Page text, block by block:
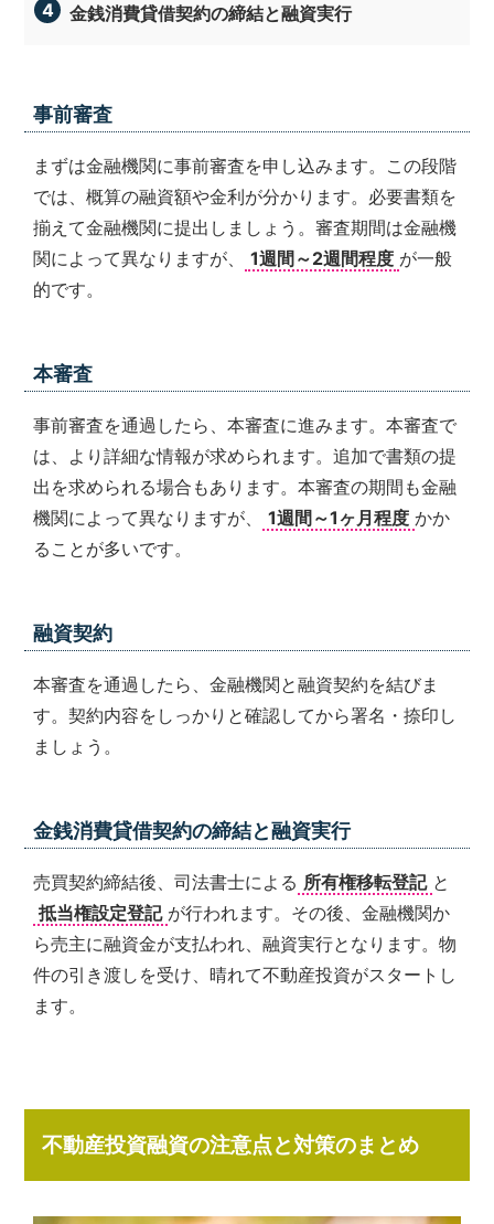
金銭消費貸借契約の締結と融資実行
事前審査
まずは金融機関に事前審査を申し込みます。この段階
では、概算の融資額や金利が分かります。必要書類を
揃えて金融機関に提出しましょう。審査期間は金融機
関によって異なりますが、
1週間～2週間程度 が一般
的です。
本審査
事前審査を通過したら、本審査に進みます。本審査で
は、より詳細な情報が求められます。追加で書類の提
出を求められる場合もあります。本審査の期間も金融
機関によって異なりますが、
1週間～1ヶ月程度 かか
ることが多いです。
融資契約
本審査を通過したら、金融機関と融資契約を結びま
す。契約内容をしっかりと確認してから署名・捺印し
ましょう。
金銭消費貸借契約の締結と融資実行
売買契約締結後、司法書士による 所有権移転登記 と
抵当権設定登記 が行われます。その後、金融機関か
ら売主に融資金が支払われ、融資実行となります。物
件の引き渡しを受け、晴れて不動産投資がスタートし
ます。
不動産投資融資の注意点と対策のまとめ